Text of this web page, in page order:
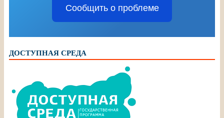
Сообщить о проблеме
ДОСТУПНАЯ СРЕДА